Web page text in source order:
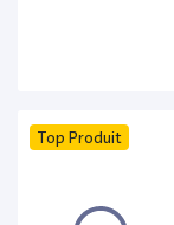
Top Produit